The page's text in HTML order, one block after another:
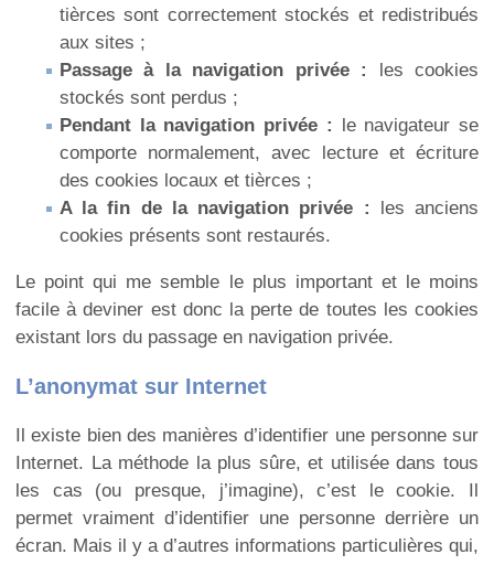
tièrces sont correctement stockés et redistribués
aux sites ;
Passage à la navigation privée :
les cookies
stockés sont perdus ;
Pendant la navigation privée : le navigateur se
comporte normalement, avec lecture et écriture
des cookies locaux et tièrces ;
A la fin de la navigation privée : les anciens
cookies présents sont restaurés.
Le point qui me semble le plus important et le moins
facile à deviner est donc la perte de toutes les cookies
existant lors du passage en navigation privée.
L’anonymat sur Internet
Il existe bien des manières d’identifier une personne sur
Internet. La méthode la plus sûre, et utilisée dans tous
les cas (ou presque, j’imagine), c’est le cookie. Il
permet vraiment d’identifier une personne derrière un
écran. Mais il y a d’autres informations particulières qui,